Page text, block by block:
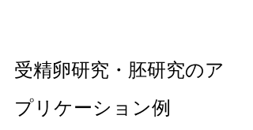
受精卵研究・胚研究のア
プリケーション例